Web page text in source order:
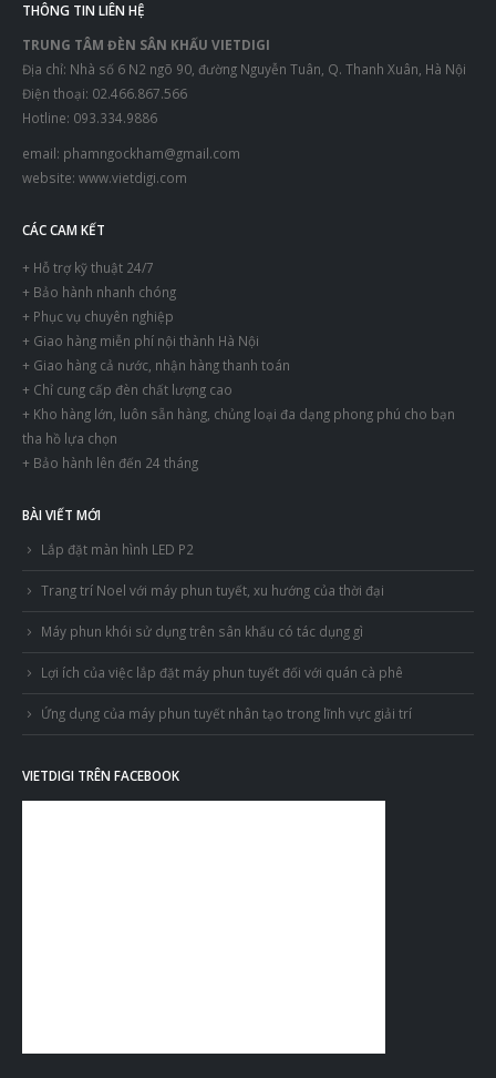
THÔNG TIN LIÊN HỆ
TRUNG TÂM ĐÈN SÂN KHẤU VIETDIGI
Địa chỉ: Nhà số 6 N2 ngõ 90, đường Nguyễn Tuân, Q. Thanh Xuân, Hà Nội
Điện thoại: 02.466.867.566
Hotline: 093.334.9886
email: phamngockham@gmail.com
website: www.vietdigi.com
CÁC CAM KẾT
+ Hỗ trợ kỹ thuật 24/7
+ Bảo hành nhanh chóng
+ Phục vụ chuyên nghiệp
+ Giao hàng miễn phí nội thành Hà Nội
+ Giao hàng cả nước, nhận hàng thanh toán
+ Chỉ cung cấp đèn chất lượng cao
+ Kho hàng lớn, luôn sẵn hàng, chủng loại đa dạng phong phú cho bạn
tha hồ lựa chọn
+ Bảo hành lên đến 24 tháng
BÀI VIẾT MỚI
Lắp đặt màn hình LED P2
Trang trí Noel với máy phun tuyết, xu hướng của thời đại
Máy phun khói sử dụng trên sân khấu có tác dụng gì
Lợi ích của việc lắp đặt máy phun tuyết đối với quán cà phê
Ứng dụng của máy phun tuyết nhân tạo trong lĩnh vực giải trí
VIETDIGI TRÊN FACEBOOK